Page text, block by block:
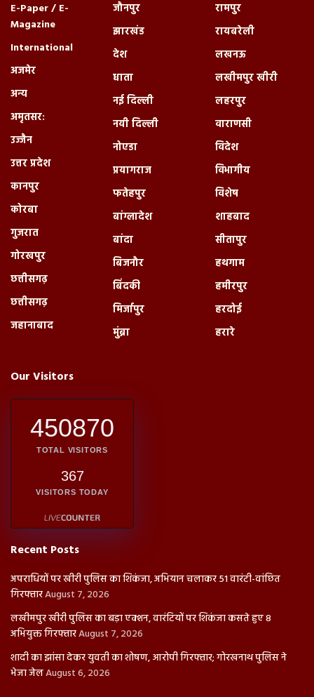
E-Paper / E-
Magazine
International
अजमेर
अन्य
अमृतसर:
उज्जैन
उत्तर प्रदेश
कानपुर
कोरबा
गुजरात
गोरखपुर
छत्तीसगढ़
छत्तीसगढ़
जहानाबाद
जौनपुर
झारखंड
देश
धाता
नई दिल्ली
नयी दिल्ली
नोएडा
प्रयागराज
फतेहपुर
बांग्लादेश
बांदा
बिजनौर
बिंदकी
मिर्जापुर
मुंब्रा
रामपुर
रायबरेली
लखनऊ
लखीमपुर खीरी
लहरपुर
वाराणसी
विदेश
विभागीय
विशेष
शाहबाद
सीतापुर
हथगाम
हमीरपुर
हरदोई
हरारे
Our Visitors
450870
TOTAL VISITORS
367
VISITORS TODAY
Recent Posts
अपराधियों पर खीरी पुलिस का शिकंजा, अभियान चलाकर 51 वारंटी-वांछित
गिरफ्तारAugust 7, 2026
लखीमपुर खीरी पुलिस का बड़ा एक्शन, वारंटियों पर शिकंजा कसते हुए 8
अभियुक्त गिरफ्तारAugust 7, 2026
शादी का झांसा देकर युवती का शोषण, आरोपी गिरफ्तार; गोरखनाथ पुलिस ने
भेजा जेलAugust 6, 2026